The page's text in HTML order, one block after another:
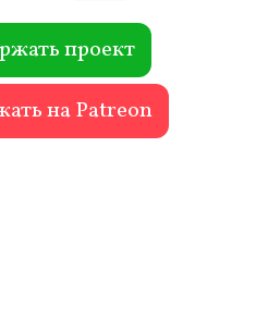
r
проект
на Patreon